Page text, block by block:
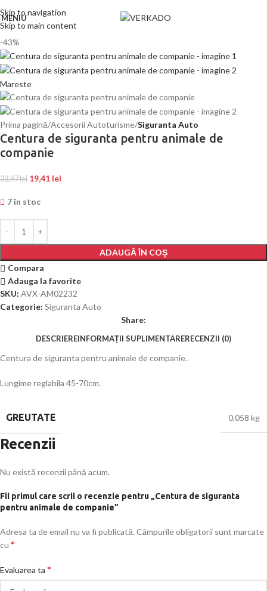
Skip to navigation
Skip to main content
MENIU
-43%
Mareste
Prima pagină Accesorii Autoturisme Siguranta Auto
Centura de siguranta pentru animale de
companie
33,97lei 19,41 lei
7 în stoc
ADAUGĂ ÎN COȘ
Compara
Adauga la favorite
SKU: AVX-AM02232
Categorie: Siguranta Auto
Share:
DESCRIEREINFORMAȚII SUPLIMENTARERECENZII (0)
Centura de siguranta pentru animale de companie.
Lungime reglabila 45-70cm.
GREUTATE 0,058 kg
Recenzii
Nu există recenzii până acum.
Fii primul care scrii o recenzie pentru „Centura de siguranta
pentru animale de companie”
Adresa ta de email nu va fi publicată. Câmpurile obligatorii sunt marcate
cu *
Evaluarea ta *